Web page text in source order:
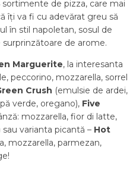
de pizza, care mai
îți va fi cu adevărat greu să
în stil napoletan, sosul de
de arome.
Marguerite, la interesanta
peccorino, mozzarella, sorrel
Crush (emulsie de ardei,
verde, oregano), Five
mozzarella, fior di latte,
varianta picantă – Hot
mozzarella, parmezan,